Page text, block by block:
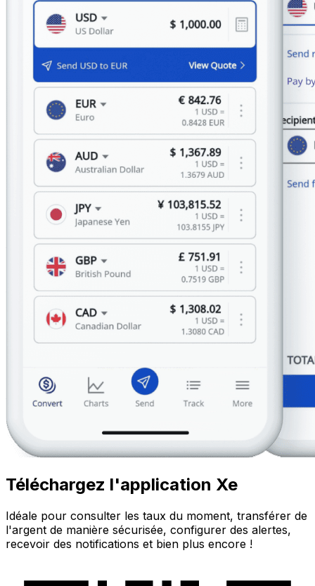
Téléchargez l'application Xe
Idéale pour consulter les taux du moment, transférer de
l'argent de manière sécurisée, configurer des alertes,
recevoir des notifications et bien plus encore !